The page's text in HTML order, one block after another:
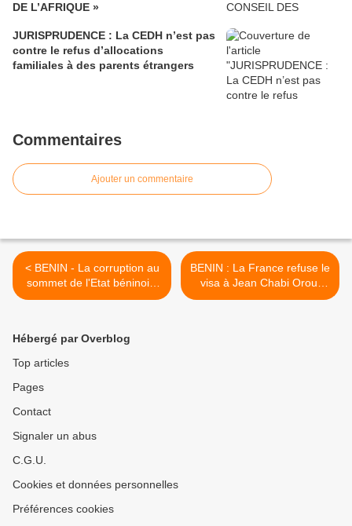
DE L’AFRIQUE »
JURISPRUDENCE : La CEDH n’est pas
contre le refus d’allocations
familiales à des parents étrangers
Commentaires
Ajouter un commentaire
< BENIN - La corruption au
sommet de l'Etat béninois:
"Tu me tiens, je te tiens"
BENIN : La France refuse le
visa à Jean Chabi Orou,
nouvel ambassadeur du
Hébergé par Overblog
Top articles
Pages
Contact
Signaler un abus
C.G.U.
Cookies et données personnelles
Préférences cookies